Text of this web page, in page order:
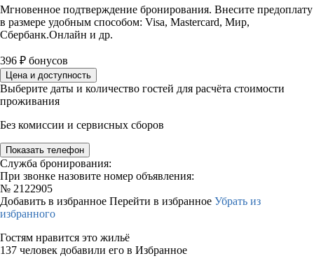
Мгновенное подтверждение бронирования. Внесите предоплату
в размере удобным способом: Visa, Mastercard, Мир,
Сбербанк.Онлайн и др.
396 ₽ бонусов
Цена и доступность
Выберите даты и количество гостей для расчёта стоимости
проживания
Без комиссии и сервисных сборов
Показать телефон
Служба бронирования:
При звонке назовите номер объявления:
№ 2122905
Добавить в избранное Перейти в избранное Убрать из
избранного
Гостям нравится это жильё
137 человек добавили его в Избранное